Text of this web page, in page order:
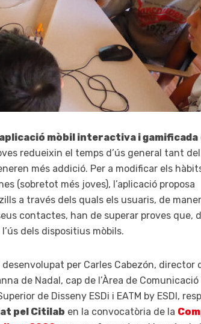
aplicació mòbil interactiva i gamificada
redueixin el temps d’ús general tant
més addició. Per a modificar els
(sobretot més joves), l’aplicació proposa
a través dels quals els usuaris, de
contactes, han de superar proves que,
dels dispositius mòbils.
per Carles Cabezón, director
de Nadal, cap de l’Àrea de Comunicació
de Disseny ESDi i EATM by ESDI,
pel Citilab en la convocatòria de la